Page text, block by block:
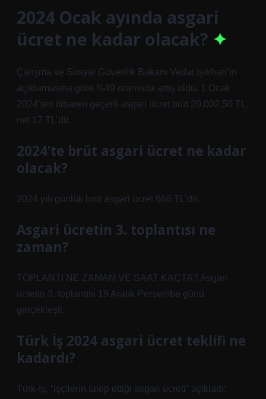
2024 Ocak ayında asgari
ücret ne kadar olacak?
Çalışma ve Sosyal Güvenlik Bakanı Vedat Işıkhan’ın
açıklamasına göre %49 oranında artış oldu. 1 Ocak
2024’ten itibaren geçerli asgari ücret brüt 20.002,50 TL,
net 17 TL’dir.
2024’te brüt asgari ücret ne kadar
olacak?
2024 yılı günlük brüt asgari ücret 666 TL’dir.
Asgari ücretin 3. toplantısı ne
zaman?
TOPLANTI NE ZAMAN VE SAAT KAÇTA? Asgari
ücretin 3. toplantısı 19 Aralık Perşembe günü
gerçekleşti.
Türk İş 2024 asgari ücret teklifi ne
kadardı?
Türk-İş, “işçilerin talep ettiği asgari ücreti” açıkladı: